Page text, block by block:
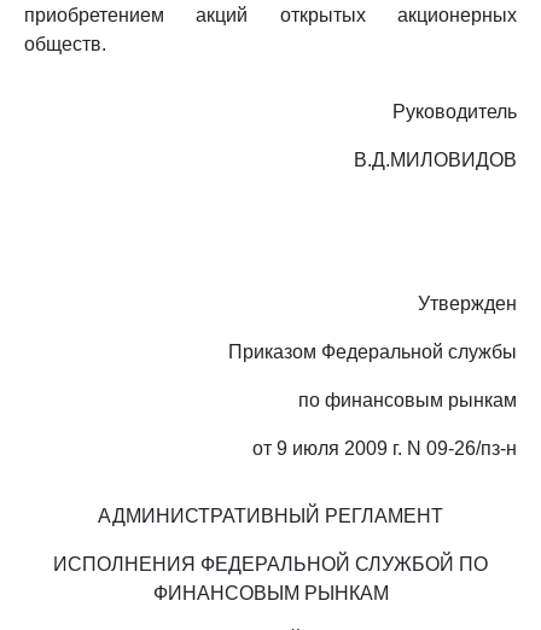
приобретением акций открытых акционерных
обществ.
Руководитель
В.Д.МИЛОВИДОВ
Утвержден
Приказом Федеральной службы
по финансовым рынкам
от 9 июля 2009 г. N 09-26/пз-н
АДМИНИСТРАТИВНЫЙ РЕГЛАМЕНТ
ИСПОЛНЕНИЯ ФЕДЕРАЛЬНОЙ СЛУЖБОЙ ПО
ФИНАНСОВЫМ РЫНКАМ